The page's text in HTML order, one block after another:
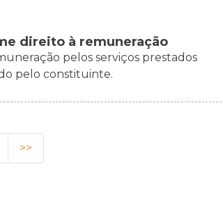
direito à remuneração
pelos serviços prestados
pelo constituinte.
>>